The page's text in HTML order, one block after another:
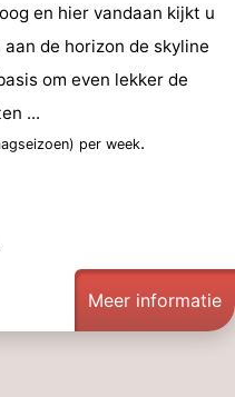
en hier vandaan kijkt u
de horizon de skyline
om even lekker de
...
per week.
Meer informatie